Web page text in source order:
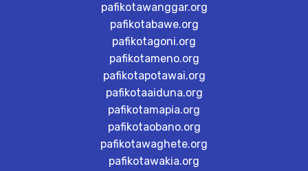
pafikotawanggar.org
pafikotabawe.org
pafikotagoni.org
pafikotameno.org
pafikotapotawai.org
pafikotaaiduna.org
pafikotamapia.org
pafikotaobano.org
pafikotawaghete.org
pafikotawakia.org